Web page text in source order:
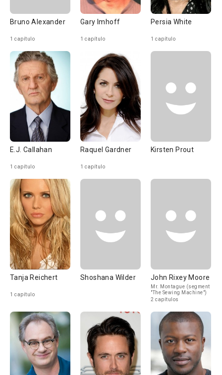
Bruno Alexander
1 capítulo
Gary Imhoff
1 capítulo
Persia White
1 capítulo
E.J. Callahan
1 capítulo
Raquel Gardner
1 capítulo
Kirsten Prout
Tanja Reichert
1 capítulo
Shoshana Wilder John Rixey Moore
Mr. Montague (segment
"The Sewing Machine")
2 capítulos